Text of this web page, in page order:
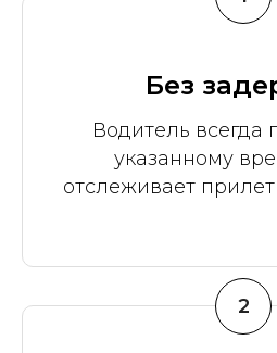
Без
Водитель всегда
указанному
отслеживает
2